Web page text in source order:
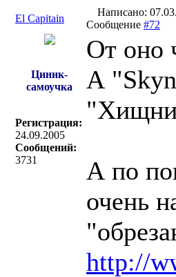
El Capitain
Написано:
Сообщение #72
Циник-
самоучка
Регистрация:
24.09.2005
Сообщений:
3731
От оно
А
А по
очень
http://